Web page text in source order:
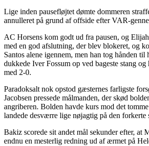
Lige inden pausefløjtet dømte dommeren
annulleret på grund af offside efter VAR-
AC Horsens kom godt ud fra pausen, og
med en god afslutning, der blev blokeret, og
Santos alene igennem, men han tog hånden
dukkede Iver Fossum op ved bageste stang og
med 2-0.
Paradoksalt nok opstod gæsternes farligste
Jacobsen pressede målmanden, der skød
angriberen. Bolden havde kurs mod det
landede desværre lige nøjagtig på den forkerte
Bakiz scorede sit andet mål sekunder efter, at
endnu en mesterlig redning ud af ærmet på